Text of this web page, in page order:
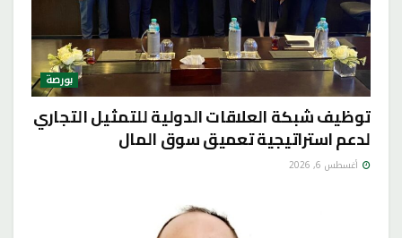
بورصة
توظيف شبكة العلاقات الدولية للتمثيل التجاري
لدعم استراتيجية تعميق سوق المال
أغسطس 6, 2026